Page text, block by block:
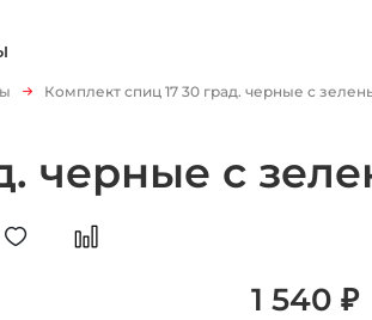
Комплект спиц 17 30 град. черные с
черные с
1 540 ₽